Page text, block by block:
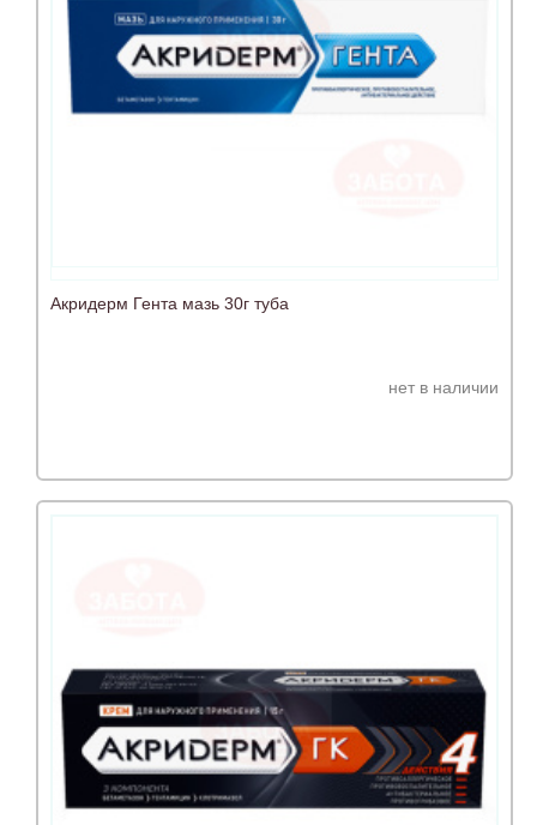
Акридерм Гента мазь 30г туба
нет в наличии